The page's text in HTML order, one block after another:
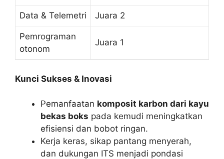
Data & Telemetri Juara 2
Pemrograman
otonom
Juara 1
Kunci Sukses & Inovasi
Pemanfaatan komposit karbon dari kayu
bekas boks pada kemudi meningkatkan
efisiensi dan bobot ringan.
Kerja keras, sikap pantang menyerah,
dan dukungan ITS menjadi pondasi